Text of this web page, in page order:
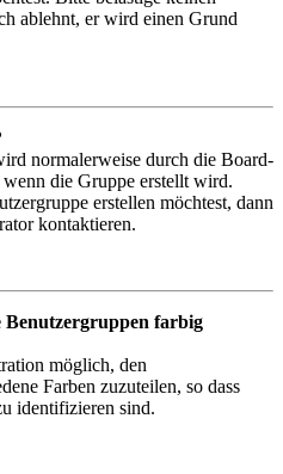
ablehnt, er wird einen Grund
normalerweise durch die Board-
die Gruppe erstellt wird.
erstellen möchtest, dann
kontaktieren.
Benutzergruppen farbig
möglich, den
Farben zuzuteilen, so dass
identifizieren sind.